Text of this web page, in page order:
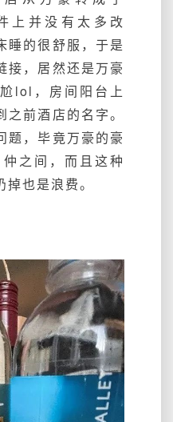
上并没有太多改
睡的很舒服，于是
接，居然还是万豪
lol，房间阳台上
前酒店的名字。
题，毕竟万豪的豪
之间，而且这种
也是浪费。